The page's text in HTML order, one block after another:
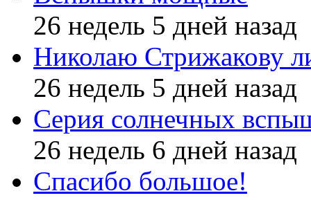
26 недель 5 дней назад
Николаю Стрижакову
26 недель 5 дней назад
Серия солнечных
26 недель 6 дней назад
Спасибо большое!